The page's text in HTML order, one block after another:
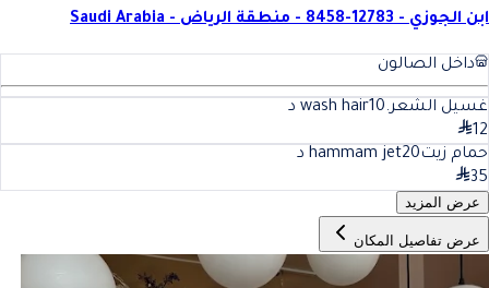
ابن الجوزي - 12783-8458 - منطقة الرياض - Saudi Arabia
داخل الصالون
غسيل الشعر.wash hair10
د
12
حمام زيتhammam jet20
د
35
عرض المزيد
عرض تفاصيل المكان